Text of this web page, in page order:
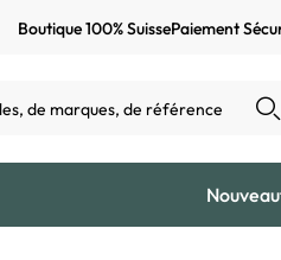
Boutique 100% SuissePaiement